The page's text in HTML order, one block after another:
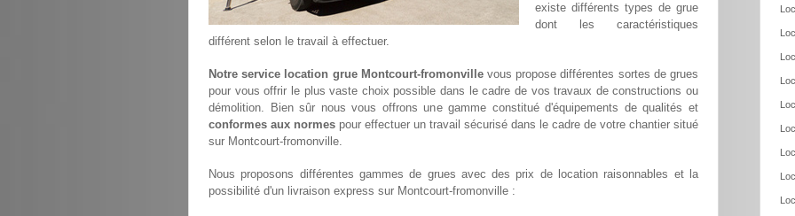
existe différents types de grue
dont les caractéristiques
différent selon le travail à effectuer.
Notre service location grue Montcourt-fromonvillevous propose différentes sortes de grues
pour vous offrir le plus vaste choix possible dans le cadre de vos travaux de constructions ou
démolition. Bien sûr nous vous offrons une gamme constitué d'équipements de qualités et
conformes aux normes pour effectuer un travail sécurisé dans le cadre de votre chantier situé
sur Montcourt-fromonville.
Nous proposons différentes gammes de grues avec des prix de location raisonnables et la
possibilité d'un livraison express sur Montcourt-fromonville :